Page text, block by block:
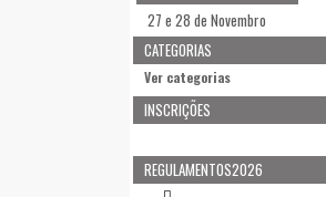
27 e 28 de Novembro
CATEGORIAS
Ver categorias
INSCRIÇÕES
REGULAMENTOS2026